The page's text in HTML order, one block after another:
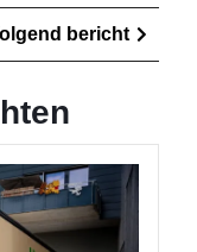
bericht
bericht